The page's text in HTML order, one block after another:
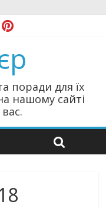
поради для їх
нашому сайті